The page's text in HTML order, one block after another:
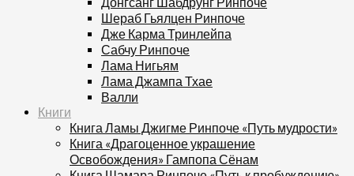
Шераб Гьялцен Ринпоче
Дже Карма Тринлейпа
Сабчу Ринпоче
Лама Нигьям
Лама Джампа Тхае
Валли
Книги
Книга Ламы Джигме Ринпоче «Путь мудрости»
Книга «Драгоценное украшение
Освобождения» Гампопа Сёнам